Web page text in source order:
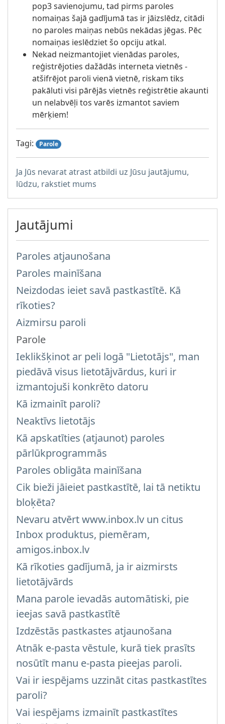
pop3 savienojumu, tad pirms paroles
nomaiņas šajā gadījumā tas ir jāizslēdz, citādi
no paroles maiņas nebūs nekādas jēgas. Pēc
nomaiņas ieslēdziet šo opciju atkal.
Nekad neizmantojiet vienādas paroles,
reģistrējoties dažādās interneta vietnēs -
atšifrējot paroli vienā vietnē, riskam tiks
pakāluti visi pārējās vietnēs reģistrētie akaunti
un nelabvēļi tos varēs izmantot saviem
mērķiem!
Tagi: Parole
Ja Jūs nevarat atrast atbildi uz Jūsu jautājumu,
lūdzu, rakstiet mums
Jautājumi
Paroles atjaunošana
Paroles mainīšana
Neizdodas ieiet savā pastkastītē. Kā
rīkoties?
Aizmirsu paroli
Parole
Ieklikšķinot ar peli logā "Lietotājs", man
piedāvā visus lietotājvārdus, kuri ir
izmantojuši konkrēto datoru
Kā izmainīt paroli?
Neaktīvs lietotājs
Kā apskatīties (atjaunot) paroles
pārlūkprogrammās
Paroles obligāta mainīšana
Cik bieži jāieiet pastkastītē, lai tā netiktu
bloķēta?
Nevaru atvērt www.inbox.lv un citus
Inbox produktus, piemēram,
amigos.inbox.lv
Kā rīkoties gadījumā, ja ir aizmirsts
lietotājvārds
Mana parole ievadās automātiski, pie
ieejas savā pastkastītē
Izdzēstās pastkastes atjaunošana
Atnāk e-pasta vēstule, kurā tiek prasīts
nosūtīt manu e-pasta pieejas paroli.
Vai ir iespējams uzzināt citas pastkastītes
paroli?
Vai iespējams izmainīt pastkastītes